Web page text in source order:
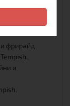
фрирайд
и